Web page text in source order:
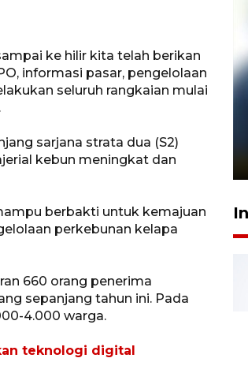
ke hilir kita telah berikan
informasi pasar, pengelolaan
seluruh rangkaian mulai
sarjana strata dua (S2)
kebun meningkat dan
berbakti untuk kemajuan
perkebunan kelapa
660 orang penerima
sepanjang tahun ini. Pada
4.000 warga.
teknologi digital
Filaha Farm setia
8 tahan?
2026 05:47